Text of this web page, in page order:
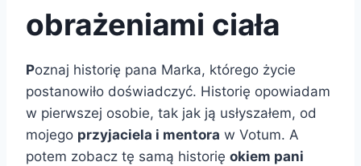
obrażeniami ciała
Poznaj historię pana Marka, którego życie
postanowiło doświadczyć. Historię opowiadam
w pierwszej osobie, tak jak ją usłyszałem, od
mojego przyjaciela i mentora w Votum. A
potem zobacz tę samą historię okiem pani